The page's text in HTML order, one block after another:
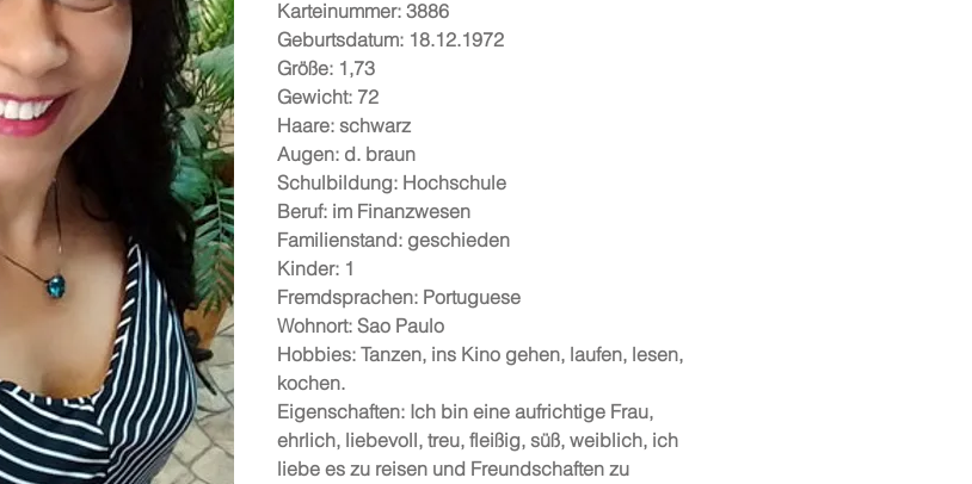
Karteinummer: 3886
Geburtsdatum: 18.12.1972
Größe: 1,73
Gewicht: 72
Haare: schwarz
Augen: d. braun
Schulbildung: Hochschule
Beruf: im Finanzwesen
Familienstand: geschieden
Kinder: 1
Fremdsprachen: Portuguese
Wohnort: Sao Paulo
Hobbies: Tanzen, ins Kino gehen, laufen, lesen,
kochen.
Eigenschaften: Ich bin eine aufrichtige Frau,
ehrlich, liebevoll, treu, fleißig, süß, weiblich, ich
liebe es zu reisen und Freundschaften zu